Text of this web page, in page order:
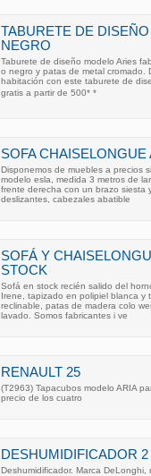
TABURETE DE
NEGRO
Taburete de diseño modelo Aries
o negro y patas de metal cromado.
habitación con este taburete de
gratis a partir de 500* *
SOFA CHAISELONGUE
Disponemos de muebles a precios
modelo esla, medida 3 metros de
frente derecha con un brazo siesta
deslizantes, cabezales abatible
SOFÁ Y
STOCK
Sofá en stock recién salido del
Irene, tapizado en polipiel blanca y
reclinable, patas de madera colo
lavado. Somos fabricantes i ve
RENAULT 25
(T2963) Tapacubos modelo ARIA
precio de los cuatro
DESHUMIDIFICADOR 2
Deshumidificador. Marca DeLonghi,